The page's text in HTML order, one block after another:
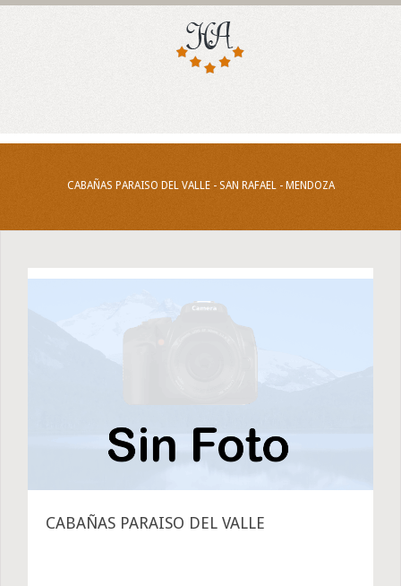
CABAÑAS PARAISO DEL VALLE - SAN RAFAEL - MENDOZA
CABAÑAS PARAISO DEL VALLE